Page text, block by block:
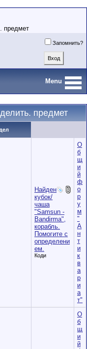
предмет
Запомнить?
Menu
предмет
Найден
кубок/
чаша
"Samsun -
Bandirma",
корабль.
Помогите с
определени
ем.
Коди
О
б
щ
и
й
ф
о
р
у
м
"
А
н
т
и
к
в
а
р
и
а
т"
О
б
щ
и
й